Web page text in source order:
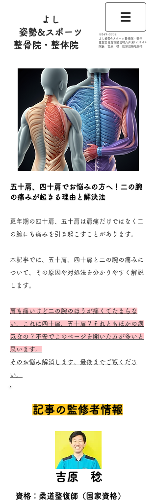
よし
姿勢&スポーツ
整骨院・整体院
​〒849-0932
よし姿勢&スポーツ整骨院・整体
佐賀県佐賀市鍋島町八戸溝1231‐14
​​院長 吉原 稔​ 国家資格取得者
五十肩、四十肩でお悩みの方へ！二の腕
の痛みが起きる理由と解決法
更年期の四十肩、五十肩は肩痛だけではなく二
の腕にも痛みを引き起こすことがあります。
本記事では、五十肩、四十肩と二の腕の痛みに
ついて、その原因や対処法を分かりやすく解説
します。​
肩も痛いけど二の腕のほうが痛くてたまらな
い。これは四十肩、五十肩？それともほかの病
気なの？不安でこのページを開いた方が多いと
思います。
そのお悩み解消します。最後までご覧くださ
い。
​記事の監修者情報
​吉原 稔
資格 ​： 柔道整復師（国家資格）